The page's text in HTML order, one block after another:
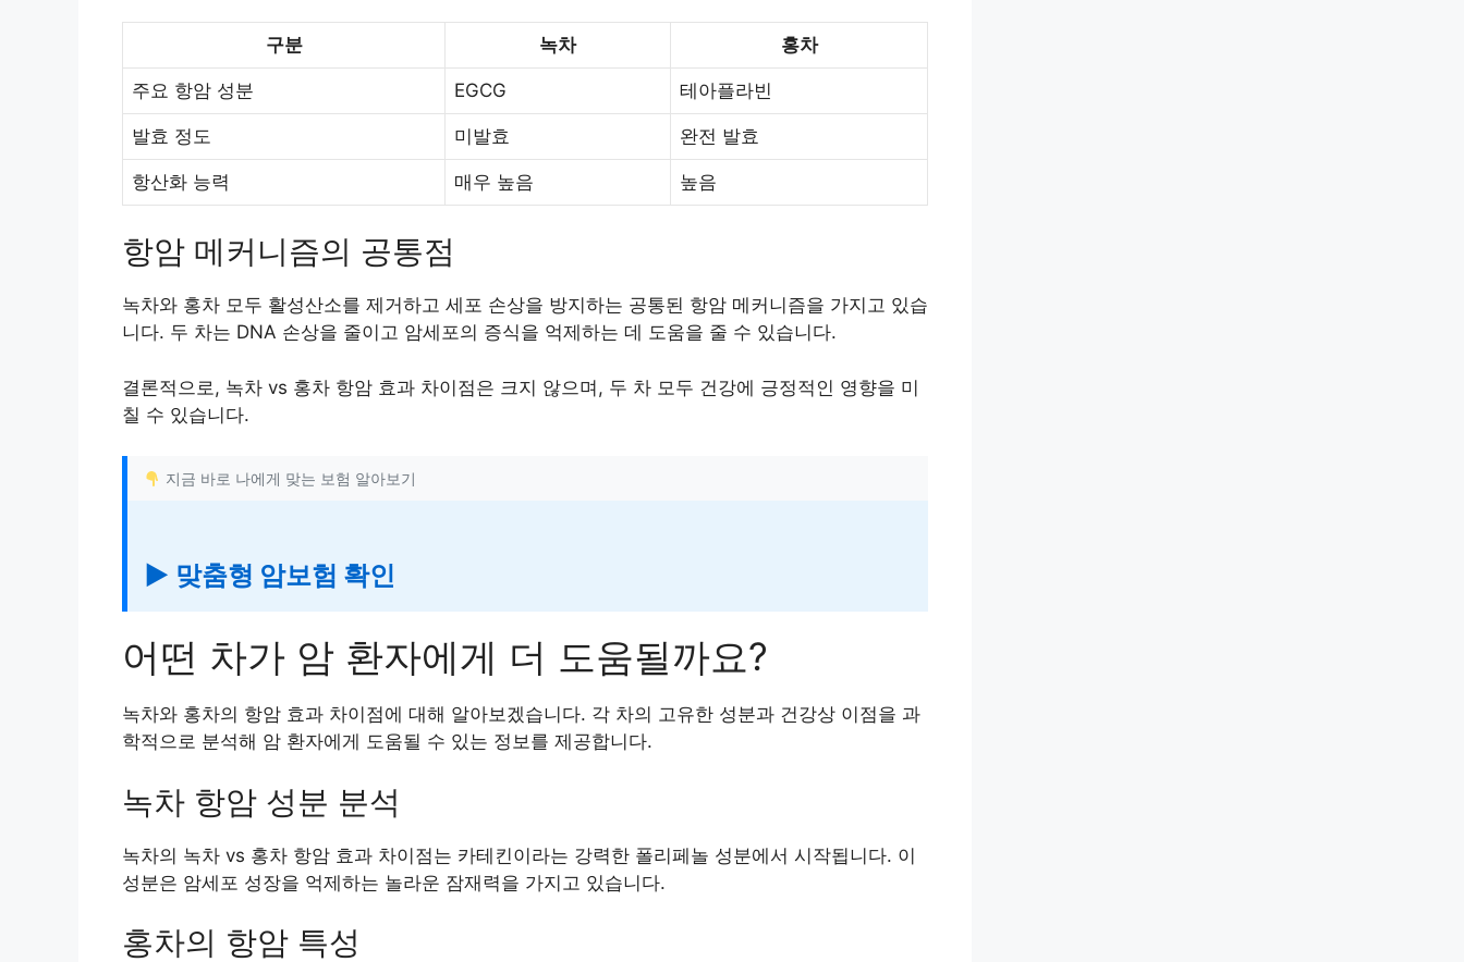
구분 녹차 홍차
주요 항암 성분 EGCG 테아플라빈
발효 정도 미발효 완전 발효
항산화 능력 매우 높음 높음
항암 메커니즘의 공통점
녹차와 홍차 모두 활성산소를 제거하고 세포 손상을 방지하는 공통된 항암 메커니즘을 가지고 있습
니다. 두 차는 DNA 손상을 줄이고 암세포의 증식을 억제하는 데 도움을 줄 수 있습니다.
결론적으로, 녹차 vs 홍차 항암 효과 차이점은 크지 않으며, 두 차 모두 건강에 긍정적인 영향을 미
칠 수 있습니다.
지금 바로 나에게 맞는 보험 알아보기
▶ 맞춤형 암보험 확인
어떤 차가 암 환자에게 더 도움될까요?
녹차와 홍차의 항암 효과 차이점에 대해 알아보겠습니다. 각 차의 고유한 성분과 건강상 이점을 과
학적으로 분석해 암 환자에게 도움될 수 있는 정보를 제공합니다.
녹차 항암 성분 분석
녹차의 녹차 vs 홍차 항암 효과 차이점는 카테킨이라는 강력한 폴리페놀 성분에서 시작됩니다. 이
성분은 암세포 성장을 억제하는 놀라운 잠재력을 가지고 있습니다.
홍차의 항암 특성